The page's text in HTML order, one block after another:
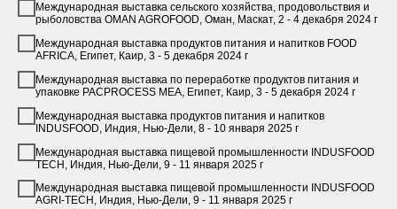
Международная выставка сельского хозяйства, продовольствия и
рыболовства OMAN AGROFOOD, Оман, Маскат, 2 - 4 декабря 2024 г
Международная выставка продуктов питания и напитков FOOD
AFRICA, Египет, Каир, 3 - 5 декабря 2024 г
Международная выставка по переработке продуктов питания и
упаковке PACPROCESS MEA, Египет, Каир, 3 - 5 декабря 2024 г
Международная выставка продуктов питания и напитков
INDUSFOOD, Индия, Нью-Дели, 8 - 10 января 2025 г
Международная выставка пищевой промышленности INDUSFOOD
TECH, Индия, Нью-Дели, 9 - 11 января 2025 г
Международная выставка пищевой промышленности INDUSFOOD
AGRI-TECH, Индия, Нью-Дели, 9 - 11 января 2025 г